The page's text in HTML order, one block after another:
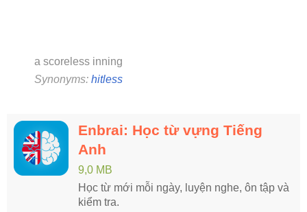
a scoreless inning
Synonyms: hitless
Enbrai: Học từ vựng Tiếng
Anh
9,0 MB
Học từ mới mỗi ngày, luyện nghe, ôn tập và
kiểm tra.